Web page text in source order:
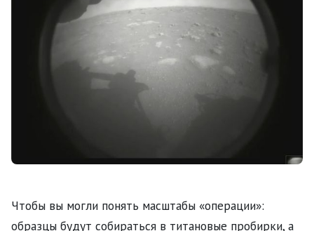
Чтобы вы могли понять масштабы «операции»:
образцы будут собираться в титановые пробирки, а